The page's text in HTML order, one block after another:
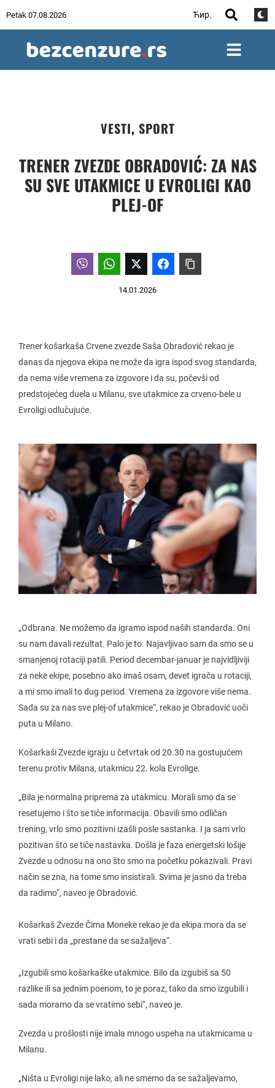
Petak 07.08.2026 Ћир.
VESTI, SPORT
TRENER ZVEZDE OBRADOVIĆ: ZA NAS
SU SVE UTAKMICE U EVROLIGI KAO
PLEJ-OF
14.01.2026
Trener košarkaša Crvene zvezde Saša Obradović rekao je
danas da njegova ekipa ne može da igra ispod svog standarda,
da nema više vremena za izgovore i da su, počevši od
predstojećeg duela u Milanu, sve utakmice za crveno-bele u
Evroligi odlučujuće.
„Odbrana. Ne možemo da igramo ispod naših standarda. Oni
su nam davali rezultat. Palo je to. Najavljivao sam da smo se u
smanjenoj rotaciji patili. Period decembar-januar je najvidljiviji
za neke ekipe, posebno ako imaš osam, devet igrača u rotaciji,
a mi smo imali to dug period. Vremena za izgovore više nema.
Sada su za nas sve plej-of utakmice“, rekao je Obradović uoči
puta u Milano.
Košarkaši Zvezde igraju u četvrtak od 20.30 na gostujućem
terenu protiv Milana, utakmicu 22. kola Evrolige.
„Bila je normalna priprema za utakmicu. Morali smo da se
resetujemo i što se tiče informacija. Obavili smo odličan
trening, vrlo smo pozitivni izašli posle sastanka. I ja sam vrlo
pozitivan što se tiče nastavka. Došla je faza energetski lošije
Zvezde u odnosu na ono što smo na početku pokazivali. Pravi
način se zna, na tome smo insistirali. Svima je jasno da treba
da radimo“, naveo je Obradović.
Košarkaš Zvezde Čima Moneke rekao je da ekipa mora da se
vrati sebi i da „prestane da se sažaljeva“.
„Izgubili smo košarkaške utakmice. Bilo da izgubiš sa 50
razlike ili sa jednim poenom, to je poraz, tako da smo izgubili i
sada moramo da se vratimo sebi“, naveo je.
Zvezda u prošlosti nije imala mnogo uspeha na utakmicama u
Milanu.
„Ništa u Evroligi nije lako, ali ne smemo da se sažaljevamo,